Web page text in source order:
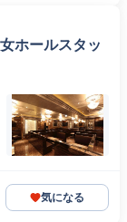
ホールスタッ
気になる